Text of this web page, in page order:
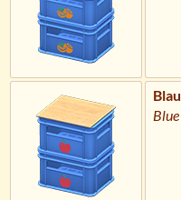
Blau
Blue